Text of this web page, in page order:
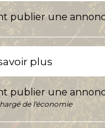
publier une
plus
publier une
de l'économie